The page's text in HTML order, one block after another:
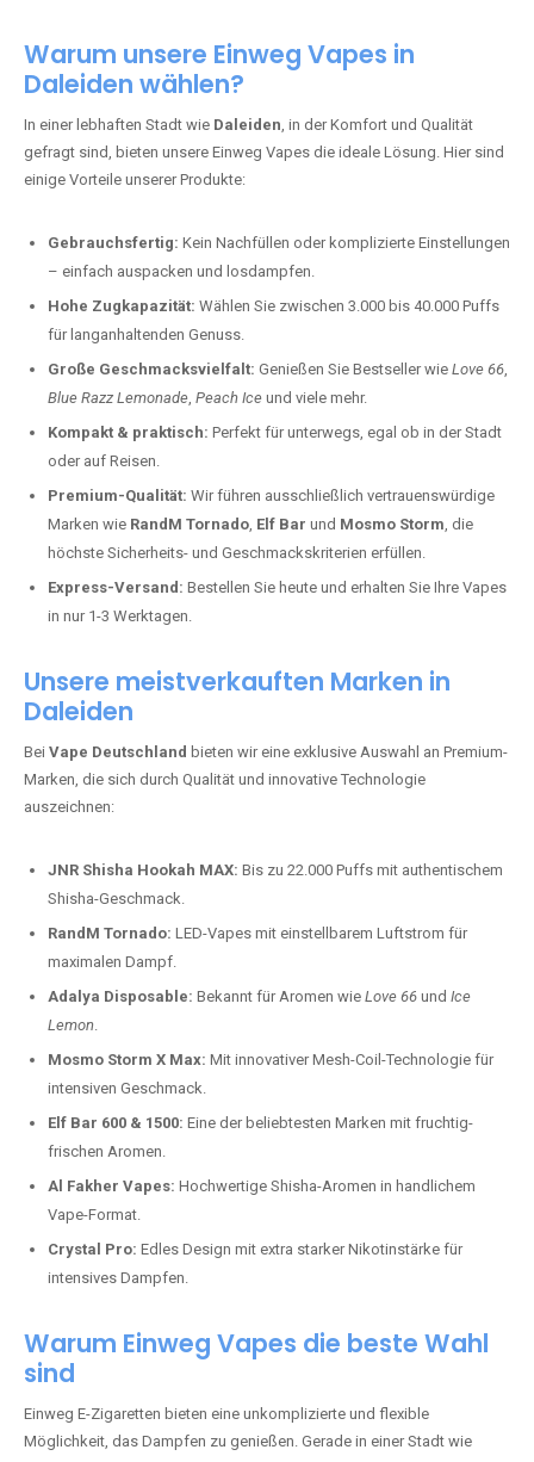
Warum unsere Einweg Vapes in
Daleiden wählen?
In einer lebhaften Stadt wie Daleiden, in der Komfort und Qualität
gefragt sind, bieten unsere Einweg Vapes die ideale Lösung. Hier sind
einige Vorteile unserer Produkte:
Gebrauchsfertig: Kein Nachfüllen oder komplizierte Einstellungen
– einfach auspacken und losdampfen.
Hohe Zugkapazität: Wählen Sie zwischen 3.000 bis 40.000 Puffs
für langanhaltenden Genuss.
Große Geschmacksvielfalt: Genießen Sie Bestseller wie Love 66,
Blue Razz Lemonade, Peach Ice und viele mehr.
Kompakt & praktisch: Perfekt für unterwegs, egal ob in der Stadt
oder auf Reisen.
Premium-Qualität: Wir führen ausschließlich vertrauenswürdige
Marken wie RandM Tornado, Elf Bar und Mosmo Storm, die
höchste Sicherheits- und Geschmackskriterien erfüllen.
Express-Versand: Bestellen Sie heute und erhalten Sie Ihre Vapes
in nur 1-3 Werktagen.
Unsere meistverkauften Marken in
Daleiden
Bei Vape Deutschland bieten wir eine exklusive Auswahl an Premium-
Marken, die sich durch Qualität und innovative Technologie
auszeichnen:
JNR Shisha Hookah MAX: Bis zu 22.000 Puffs mit authentischem
Shisha-Geschmack.
RandM Tornado: LED-Vapes mit einstellbarem Luftstrom für
maximalen Dampf.
Adalya Disposable: Bekannt für Aromen wie Love 66 und Ice
Lemon.
Mosmo Storm X Max: Mit innovativer Mesh-Coil-Technologie für
intensiven Geschmack.
Elf Bar 600 & 1500: Eine der beliebtesten Marken mit fruchtig-
frischen Aromen.
Al Fakher Vapes: Hochwertige Shisha-Aromen in handlichem
Vape-Format.
Crystal Pro: Edles Design mit extra starker Nikotinstärke für
intensives Dampfen.
Warum Einweg Vapes die beste Wahl
sind
Einweg E-Zigaretten bieten eine unkomplizierte und flexible
Möglichkeit, das Dampfen zu genießen. Gerade in einer Stadt wie